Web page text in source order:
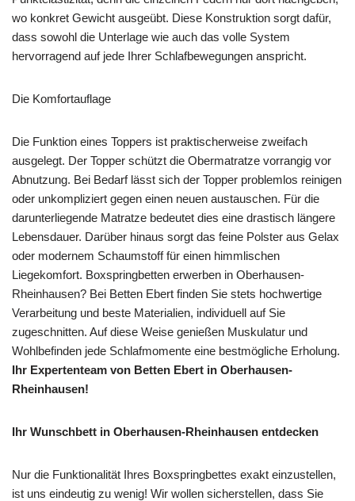
wo konkret Gewicht ausgeübt. Diese Konstruktion sorgt dafür,
dass sowohl die Unterlage wie auch das volle System
hervorragend auf jede Ihrer Schlafbewegungen anspricht.
Die Komfortauflage
Die Funktion eines Toppers ist praktischerweise zweifach
ausgelegt. Der Topper schützt die Obermatratze vorrangig vor
Abnutzung. Bei Bedarf lässt sich der Topper problemlos reinigen
oder unkompliziert gegen einen neuen austauschen. Für die
darunterliegende Matratze bedeutet dies eine drastisch längere
Lebensdauer. Darüber hinaus sorgt das feine Polster aus Gelax
oder modernem Schaumstoff für einen himmlischen
Liegekomfort. Boxspringbetten erwerben in Oberhausen-
Rheinhausen? Bei Betten Ebert finden Sie stets hochwertige
Verarbeitung und beste Materialien, individuell auf Sie
zugeschnitten. Auf diese Weise genießen Muskulatur und
Wohlbefinden jede Schlafmomente eine bestmögliche Erholung.
Ihr Expertenteam von Betten Ebert in Oberhausen-
Rheinhausen!
Ihr Wunschbett in Oberhausen-Rheinhausen entdecken
Nur die Funktionalität Ihres Boxspringbettes exakt einzustellen,
ist uns eindeutig zu wenig! Wir wollen sicherstellen, dass Sie